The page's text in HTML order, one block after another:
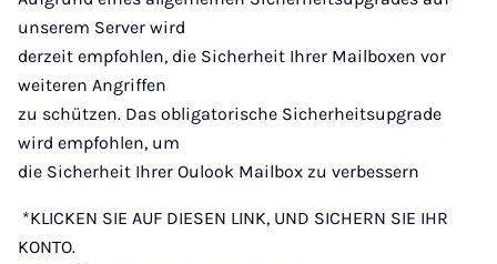
unserem Server wird
derzeit empfohlen, die Sicherheit Ihrer Mailboxen vor
weiteren Angriffen
zu schützen. Das obligatorische Sicherheitsupgrade
wird empfohlen, um
die Sicherheit Ihrer Oulook Mailbox zu verbessern
*KLICKEN SIE AUF DIESEN LINK, UND SICHERN SIE IHR
KONTO.